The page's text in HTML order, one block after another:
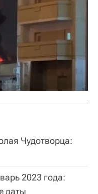
Чудотворца:
2023 года:
даты